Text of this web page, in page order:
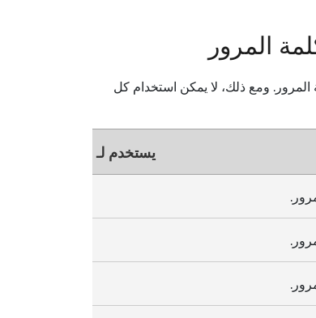
المرور
ومع ذلك، لا يمكن استخدام كل
يستخدم لـ